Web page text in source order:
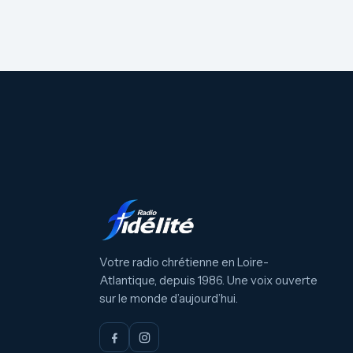
Votre radio chrétienne en Loire-
Atlantique, depuis 1986. Une voix ouverte
sur le monde d’aujourd’hui.